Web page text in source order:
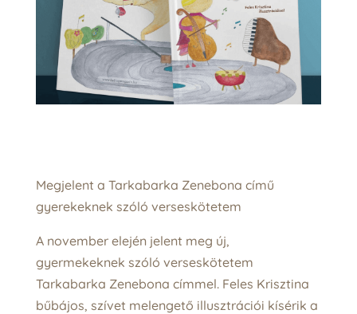
Megjelent a Tarkabarka Zenebona című
gyerekeknek szóló verseskötetem
A november elején jelent meg új,
gyermekeknek szóló verseskötetem
Tarkabarka Zenebona címmel. Feles Krisztina
bűbájos, szívet melengető illusztrációi kísérik a